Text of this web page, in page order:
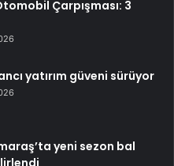
Çarpışması: 3
yatırım güveni sürüyor
yeni sezon bal